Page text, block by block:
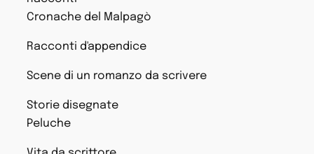
Cronache del Malpagò
Racconti d'appendice
Scene di un romanzo da scrivere
Storie disegnate
Peluche